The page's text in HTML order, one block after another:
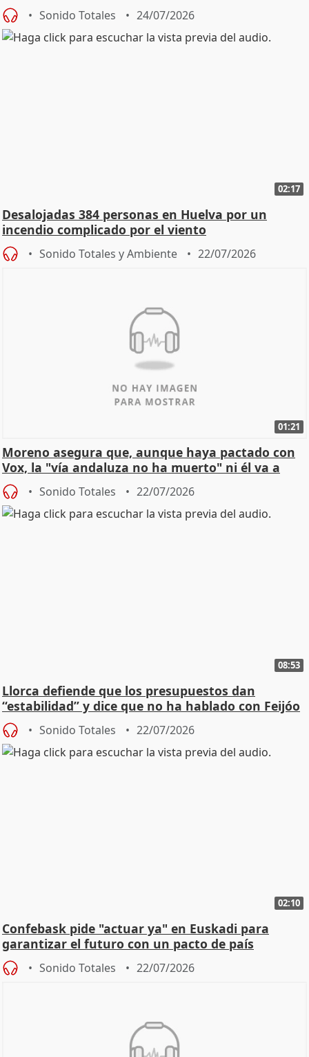
Sonido Totales 24/07/2026
02:17
Desalojadas 384 personas en Huelva por un
incendio complicado por el viento
Sonido Totales y Ambiente 22/07/2026
01:21
Moreno asegura que, aunque haya pactado con
Vox, la "vía andaluza no ha muerto" ni él va a
"cambiar"
Sonido Totales 22/07/2026
08:53
Llorca defiende que los presupuestos dan
“estabilidad” y dice que no ha hablado con Feijóo
Sonido Totales 22/07/2026
02:10
Confebask pide "actuar ya" en Euskadi para
garantizar el futuro con un pacto de país
Sonido Totales 22/07/2026